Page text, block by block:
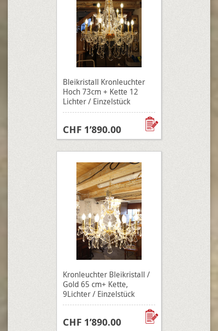
Bleikristall Kronleuchter
Hoch 73cm + Kette 12
Lichter / Einzelstück
CHF 1’890.00
Kronleuchter Bleikristall /
Gold 65 cm+ Kette,
9Lichter / Einzelstück
CHF 1’890.00